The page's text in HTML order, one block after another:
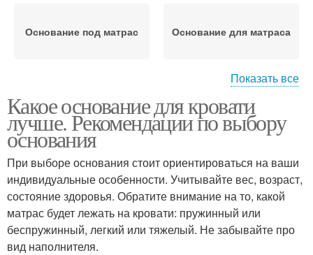
Основание под матрас Основание для матраса
Основания для кровати Щитовое основание
Показать все
Какое основание для кровати
лучше. Рекомендации по выбору
основания
При выборе основания стоит ориентироваться на ваши
индивидуальные особенности. Учитывайте вес, возраст,
состояние здоровья. Обратите внимание на то, какой
матрас будет лежать на кровати: пружинный или
беспружинный, легкий или тяжелый. Не забывайте про
вид наполнителя.